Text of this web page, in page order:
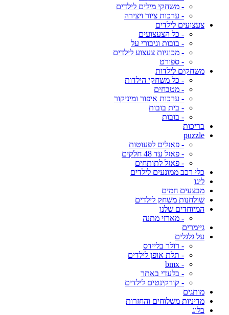
- משחקי מילים לילדים
- ערכות ציור ויצירה
צעצועים לילדים
- כל הצעצועים
- בובות וגיבורי על
- מכוניות צעצוע לילדים
- ספורט
משחקים לילדות
- כל משחקי הילדות
- מטבחים
- ערכות איפור ומיניקור
- בית בובות
- בובות
בריכות
puzzle
- פאזלים לפעוטות
- פאזל עד 48 חלקים
- פאזל לתותחים
כלי רכב ממונעים לילדים
ליגו
מבצעים חמים
שולחנות משחק לילדים
המיוחדים שלנו
- מארזי מתנה
גיימרים
על גלגלים
- רולר בליידס
- תלת אופן לילדים
- bmx
- בלעדי באתר
- קורקינטים לילדים
מותגים
מדיניות משלוחים והחזרות
בלוג